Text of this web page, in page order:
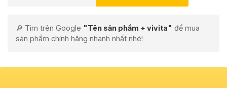
🔎 Tìm trên Google "Tên sản phẩm + vivita" để mua
sản phẩm chính hãng nhanh nhất nhé!